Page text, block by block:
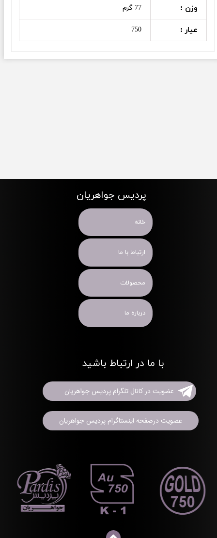
وزن : 77 گرم
عیار : 750
پردیس جواهریان
خانه
ارتباط با ما
محصولات
درباره ما
با ما در ارتباط باشید
عضویت در کانال تلگرام پردیس جواهریان
عضویت درصفحه اینستاگرام پردیس جواهریان